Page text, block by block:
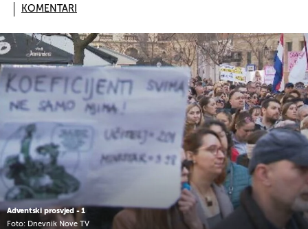
KOMENTARI
Adventski prosvjed - 1
Foto: Dnevnik Nove TV